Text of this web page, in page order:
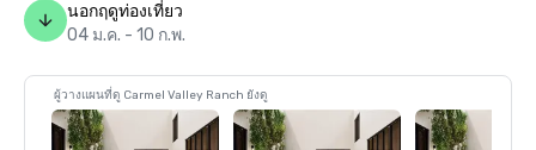
นอกฤดูท่องเที่ยว
04 ม.ค. - 10 ก.พ.
ผู้วางแผนที่ดู Carmel Valley Ranch ยังดู